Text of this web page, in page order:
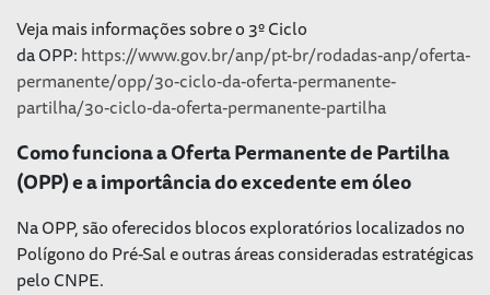
Veja mais informações sobre o 3º Ciclo
da OPP:https://www.gov.br/anp/pt-br/rodadas-anp/oferta-
permanente/opp/3o-ciclo-da-oferta-permanente-
partilha/3o-ciclo-da-oferta-permanente-partilha
Como funciona a Oferta Permanente de Partilha
(OPP) e a importância do excedente em óleo
Na OPP, são oferecidos blocos exploratórios localizados no
Polígono do Pré-Sal e outras áreas consideradas estratégicas
pelo CNPE.